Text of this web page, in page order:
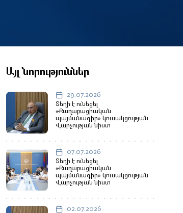
Այլ նորություններ
29.07.2026
Տեղի է ունեցել
«Քաղաքացիական
պայմանագիր» կուսակցության
Վարչության նիստ
07.07.2026
Տեղի է ունեցել
«Քաղաքացիական
պայմանագիր» կուսակցության
Վարչության նիստ
02.07.2026